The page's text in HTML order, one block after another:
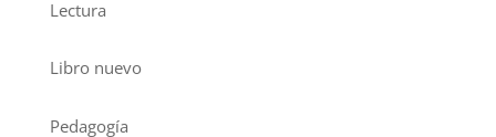
Lectura
Libro nuevo
Pedagogía